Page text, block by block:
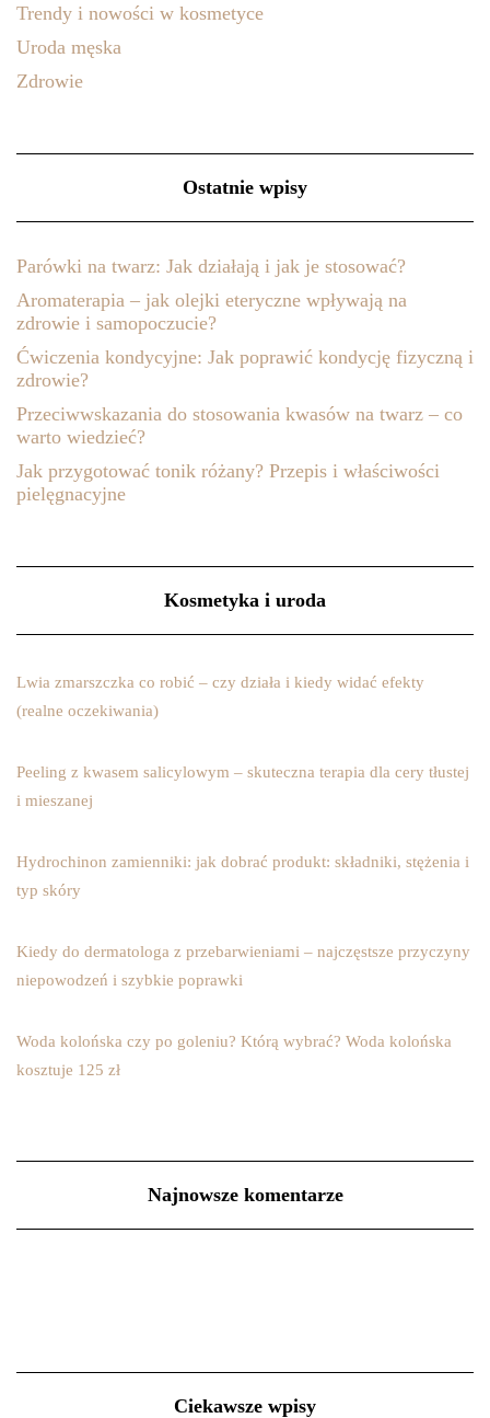
Trendy i nowości w kosmetyce
Uroda męska
Zdrowie
Ostatnie wpisy
Parówki na twarz: Jak działają i jak je stosować?
Aromaterapia – jak olejki eteryczne wpływają na
zdrowie i samopoczucie?
Ćwiczenia kondycyjne: Jak poprawić kondycję fizyczną i
zdrowie?
Przeciwwskazania do stosowania kwasów na twarz – co
warto wiedzieć?
Jak przygotować tonik różany? Przepis i właściwości
pielęgnacyjne
Kosmetyka i uroda
Lwia zmarszczka co robić – czy działa i kiedy widać efekty
(realne oczekiwania)
Peeling z kwasem salicylowym – skuteczna terapia dla cery tłustej
i mieszanej
Hydrochinon zamienniki: jak dobrać produkt: składniki, stężenia i
typ skóry
Kiedy do dermatologa z przebarwieniami – najczęstsze przyczyny
niepowodzeń i szybkie poprawki
Woda kolońska czy po goleniu? Którą wybrać? Woda kolońska
kosztuje 125 zł
Najnowsze komentarze
Ciekawsze wpisy